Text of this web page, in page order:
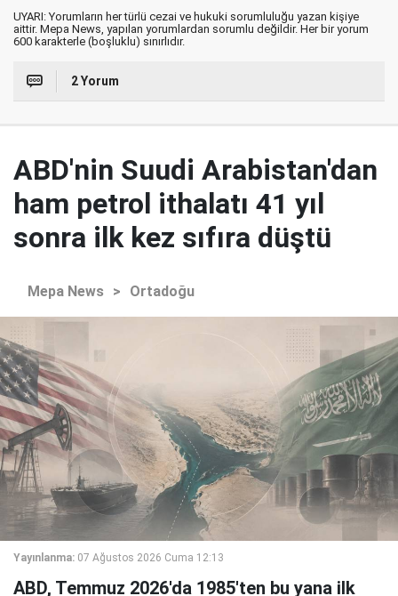
UYARI: Yorumların her türlü cezai ve hukuki sorumluluğu yazan kişiye
aittir. Mepa News, yapılan yorumlardan sorumlu değildir. Her bir yorum
600 karakterle (boşluklu) sınırlıdır.
2 Yorum
ABD'nin Suudi Arabistan'dan
ham petrol ithalatı 41 yıl
sonra ilk kez sıfıra düştü
Mepa News > Ortadoğu
Yayınlanma: 07 Ağustos 2026 Cuma 12:13
ABD, Temmuz 2026'da 1985'ten bu yana ilk